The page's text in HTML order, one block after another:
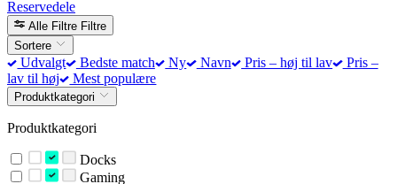
Reservedele
Alle Filtre Filtre
Sortere
Udvalgt Bedste match Ny Navn Pris – høj til lav
Pris –
lav til høj
Mest populære
Produktkategori
Produktkategori
Docks
Gaming